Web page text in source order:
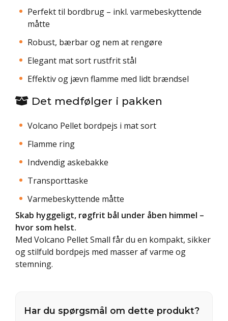
Perfekt til bordbrug – inkl. varmebeskyttende
måtte
Robust, bærbar og nem at rengøre
Elegant mat sort rustfrit stål
Effektiv og jævn flamme med lidt brændsel
Det medfølger i pakken
Volcano Pellet bordpejs i mat sort
Flamme ring
Indvendig askebakke
Transporttaske
Varmebeskyttende måtte
Skab hyggeligt, røgfrit bål under åben himmel –
hvor som helst.
Med Volcano Pellet Small får du en kompakt, sikker
og stilfuld bordpejs med masser af varme og
stemning.
Har du spørgsmål om dette produkt?